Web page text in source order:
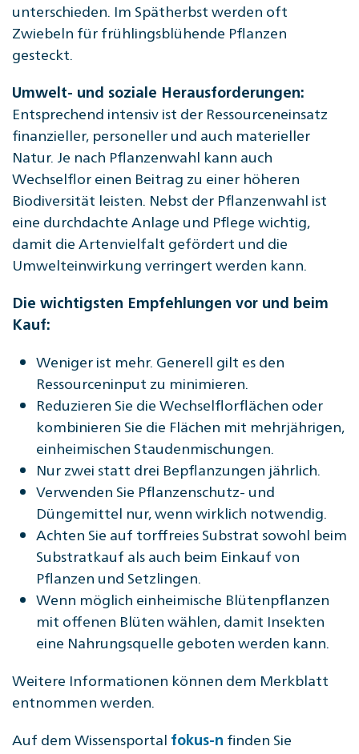
unterschieden. Im Spätherbst werden oft
Zwiebeln für frühlingsblühende Pflanzen
gesteckt.
Umwelt- und soziale Herausforderungen:
Entsprechend intensiv ist der Ressourceneinsatz
finanzieller, personeller und auch materieller
Natur. Je nach Pflanzenwahl kann auch
Wechselflor einen Beitrag zu einer höheren
Biodiversität leisten. Nebst der Pflanzenwahl ist
eine durchdachte Anlage und Pflege wichtig,
damit die Artenvielfalt gefördert und die
Umwelteinwirkung verringert werden kann.
Die wichtigsten Empfehlungen vor und beim
Kauf:
Weniger ist mehr. Generell gilt es den
Ressourceninput zu minimieren.
Reduzieren Sie die Wechselflorflächen oder
kombinieren Sie die Flächen mit mehrjährigen,
einheimischen Staudenmischungen.
Nur zwei statt drei Bepflanzungen jährlich.
Verwenden Sie Pflanzenschutz- und
Düngemittel nur, wenn wirklich notwendig.
Achten Sie auf torffreies Substrat sowohl beim
Substratkauf als auch beim Einkauf von
Pflanzen und Setzlingen.
Wenn möglich einheimische Blütenpflanzen
mit offenen Blüten wählen, damit Insekten
eine Nahrungsquelle geboten werden kann.
Weitere Informationen können dem Merkblatt
entnommen werden.
Auf dem Wissensportal fokus-n finden Sie